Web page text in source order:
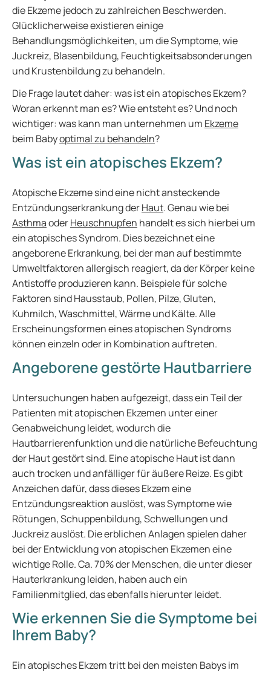
die Ekzeme jedoch zu zahlreichen Beschwerden.
Glücklicherweise existieren einige
Behandlungsmöglichkeiten, um die Symptome, wie
Juckreiz, Blasenbildung, Feuchtigkeitsabsonderungen
und Krustenbildung zu behandeln.
Die Frage lautet daher: was ist ein atopisches Ekzem?
Woran erkennt man es? Wie entsteht es? Und noch
wichtiger: was kann man unternehmen um Ekzeme
beim Babyoptimal zu behandeln?
Was ist ein atopisches Ekzem?
Atopische Ekzeme sind eine nicht ansteckende
Entzündungserkrankung derHaut. Genau wie bei
AsthmaoderHeuschnupfen handelt es sich hierbei um
ein atopisches Syndrom. Dies bezeichnet eine
angeborene Erkrankung, bei der man auf bestimmte
Umweltfaktoren allergisch reagiert, da der Körper keine
Antistoffe produzieren kann. Beispiele für solche
Faktoren sind Hausstaub, Pollen, Pilze, Gluten,
Kuhmilch, Waschmittel, Wärme und Kälte. Alle
Erscheinungsformen eines atopischen Syndroms
können einzeln oder in Kombination auftreten.
Angeborene gestörte Hautbarriere
Untersuchungen haben aufgezeigt, dass ein Teil der
Patienten mit atopischen Ekzemen unter einer
Genabweichung leidet, wodurch die
Hautbarrierenfunktion und die natürliche Befeuchtung
der Haut gestört sind. Eine atopische Haut ist dann
auch trocken und anfälliger für äußere Reize. Es gibt
Anzeichen dafür, dass dieses Ekzem eine
Entzündungsreaktion auslöst, was Symptome wie
Rötungen, Schuppenbildung, Schwellungen und
Juckreiz auslöst. Die erblichen Anlagen spielen daher
bei der Entwicklung von atopischen Ekzemen eine
wichtige Rolle. Ca. 70% der Menschen, die unter dieser
Hauterkrankung leiden, haben auch ein
Familienmitglied, das ebenfalls hierunter leidet.
Wie erkennen Sie die Symptome bei
Ihrem Baby?
Ein atopisches Ekzem tritt bei den meisten Babys im